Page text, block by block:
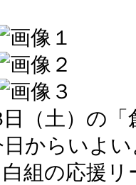
（土）の「
からいよ
組の応援リ